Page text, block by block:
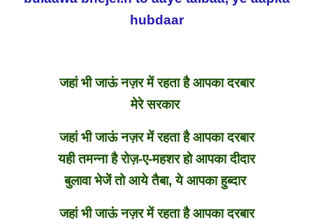
hubdaar
जहां भी जाऊं नज़र में रहता है आपका दरबार
मेरे सरकार
जहां भी जाऊं नज़र में रहता है आपका दरबार
यही तमन्ना है रोज़-ए-महशर हो आपका दीदार
बुलावा भेजें तो आये तैबा, ये आपका हुब्दार
जहां भी जाऊं नज़र में रहता है आपका दरबार